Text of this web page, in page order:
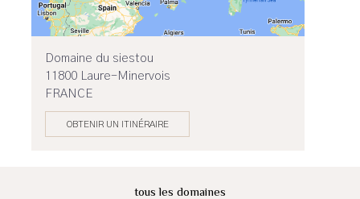
Domaine du siestou
11800 Laure-Minervois
FRANCE
OBTENIR UN ITINÉRAIRE
tous les domaines